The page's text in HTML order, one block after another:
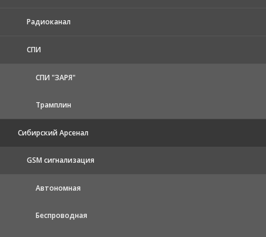
Радиоканал
СПИ
СПИ "ЗАРЯ"
Трамплин
Сибирский Арсенал
GSM сигнализация
Автономная
Беспроводная